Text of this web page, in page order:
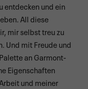
entdecken und ein
All diese
mir selbst treu zu
Und mit Freude und
an Garmont-
Eigenschaften
und meiner